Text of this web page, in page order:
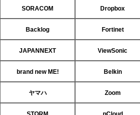
SORACOM Dropbox
Backlog Fortinet
JAPANNEXT ViewSonic
brand new ME! Belkin
ヤマハ Zoom